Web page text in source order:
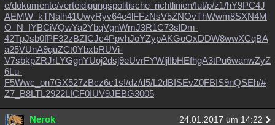
e/dokumente/verteidigungspolitische_richtlinien/!ut/p/z1/hY9PC4J
AEMW_kTNalh41UwyRyv64e4lFFzNsV5ZNOvThWwm8SXN4M
O_N_IYBCiVQwYa2YbqVgnWmJ3R1C73slDm-
42TpJsb0fPF32zBZICJc4PpvhJoYZypAKGoOxDDW8wwXCqBA
a25VUnA9quZCt0YbxbRUVi-
V7sbkpZRJrLYGgnYUoj2dsj9eUvrFYWljlIbHEfhgA3tPu6wanwZyZ
6Lu-
F5Wwc_on7GX527zBcz6c1s!/dz/d5/L2dBISEvZ0FBIS9nQSEh/#
Z7_B8LTL2922LICF0IUV9JEBG3005
Nerok 24.01.2017 um 14:22